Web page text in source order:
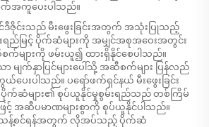
က်အကူပေးပါသည်။
င်ဒီဇိုင်းသည် မီးဖွေးခြင်းအတွက် အသုံးပြုသည့်
ရည်မြင့် ပိုက်ဆံများကို အမျှင်အစုအဝေးအတွင်း
က်များကို ဖမ်းယူ၍ ထားရှိနိုင်စေပါသည်။
မျက်နှာပြင်များပေါ်သို့ အဆီစက်များ ပြန်လည်
ပေးပါသည်။ ပရော်ဖက်ရှင်နယ် မီးဖွေးခြင်း
ဆံများ၏ စုပ်ယူနိုင်မှုစွမ်းရည်သည် တစ်ကြိမ်
င့် အဆီပမာဏများစွာကို စုပ်ယူနိုင်ပါသည်။
သန့်စင်ရန်အတွက် လိုအပ်သည့် ပိုက်ဆံ